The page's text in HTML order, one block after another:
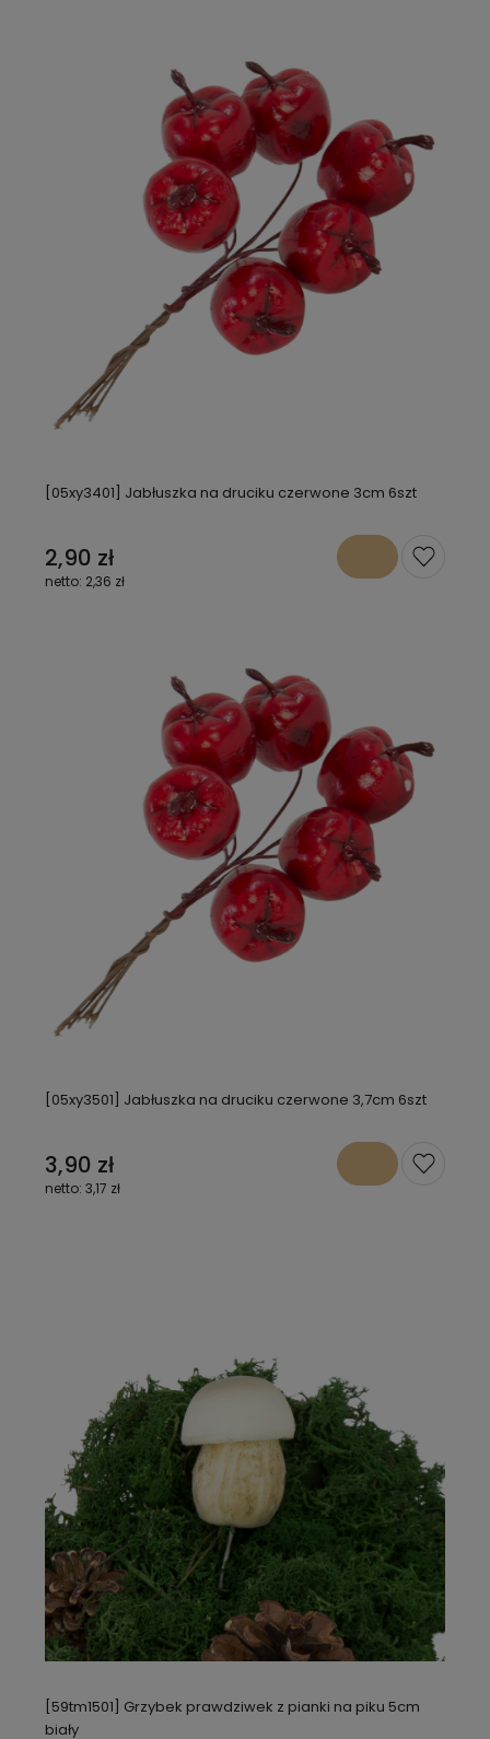
[05xy3401] Jabłuszka na druciku czerwone 3cm 6szt
2,90 zł
2,36 zł
[05xy3501] Jabłuszka na druciku czerwone 3,7cm 6szt
3,90 zł
3,17 zł
[59tm1501] Grzybek prawdziwek z pianki na piku 5cm
biały